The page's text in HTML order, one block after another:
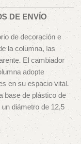
DE ENVÍO
de decoración e
la columna, las
El cambiador
adopte
en su espacio vital.
base de plástico de
diámetro de 12,5